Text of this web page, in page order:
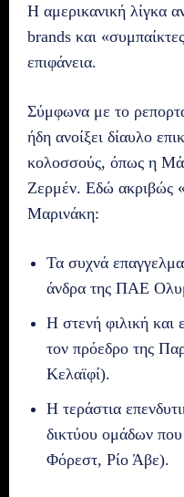
Η αμερικανική λίγκα
brands και
επιφάνεια.
Σύμφωνα με το
ήδη ανοίξει δίαυλο
κολοσσούς, όπως η
Ζερμέν. Εδώ ακριβώς
Μαρινάκη:
Τα συχνά
άνδρα της ΠΑΕ
Η στενή φιλική και
τον πρόεδρο της
Κελαϊφί).
Η τεράστια
δικτύου ομάδων
Φόρεστ, Ρίο Άβε).